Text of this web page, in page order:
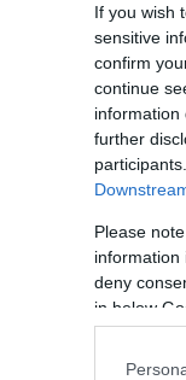
If you wish
sensitive
confirm
continue
information
further
Please
information
deny
in below
που δεν
του Ισραήλ, πριν
τη Χαμάς,
είναι
σύγκρουση
50 χρόνια,
ο Τζάστιν
και ο λόγος
αιματηρά